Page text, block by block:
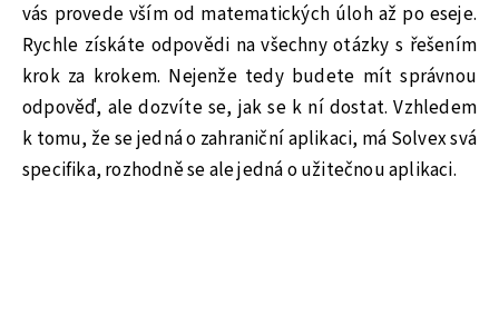
vás provede vším od matematických úloh až po eseje.
Rychle získáte odpovědi na všechny otázky s řešením
krok za krokem. Nejenže tedy budete mít správnou
odpověď, ale dozvíte se, jak se k ní dostat. Vzhledem
k tomu, že se jedná o zahraniční aplikaci, má Solvex svá
specifika, rozhodně se ale jedná o užitečnou aplikaci.